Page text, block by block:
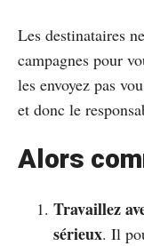
Les destinataires
campagnes pour
les envoyez pas
et donc le
Alors
Travaillez
sérieux. Il